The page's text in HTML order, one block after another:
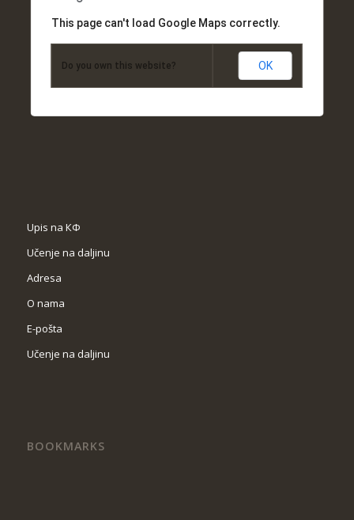
This page can't load Google Maps correctly.
Do you own this website? OK
Upis na КФ
Učenje na daljinu
Adresa
O nama
Е-pošta
Učenje na daljinu
BOOKMARKS